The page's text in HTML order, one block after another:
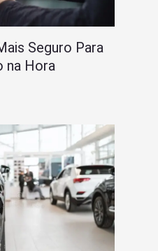
Seguro Para
na Hora